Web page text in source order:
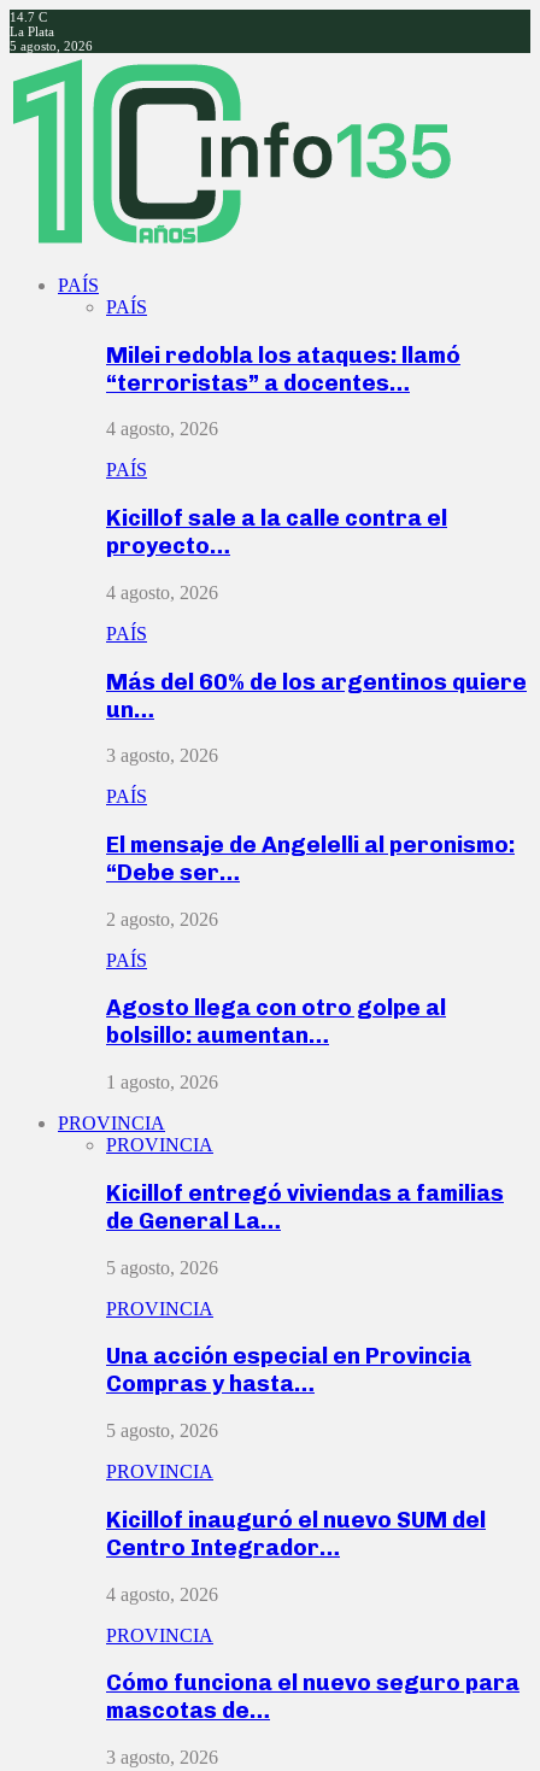
14.7 C
La Plata
5 agosto, 2026
Facebook
Twitter
Instagram
Youtube
PAÍS
PAÍS
Milei redobla los ataques: llamó
“terroristas” a docentes…
4 agosto, 2026
PAÍS
Kicillof sale a la calle contra el
proyecto…
4 agosto, 2026
PAÍS
Más del 60% de los argentinos quiere
un…
3 agosto, 2026
PAÍS
El mensaje de Angelelli al peronismo:
“Debe ser…
2 agosto, 2026
PAÍS
Agosto llega con otro golpe al
bolsillo: aumentan…
1 agosto, 2026
PROVINCIA
PROVINCIA
Kicillof entregó viviendas a familias
de General La…
5 agosto, 2026
PROVINCIA
Una acción especial en Provincia
Compras y hasta…
5 agosto, 2026
PROVINCIA
Kicillof inauguró el nuevo SUM del
Centro Integrador…
4 agosto, 2026
PROVINCIA
Cómo funciona el nuevo seguro para
mascotas de…
3 agosto, 2026